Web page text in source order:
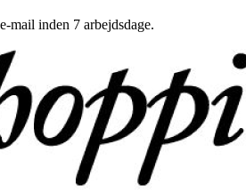
mail inden 7 arbejdsdage.